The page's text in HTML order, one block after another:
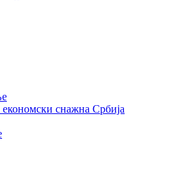
снажна Србија